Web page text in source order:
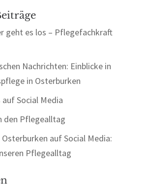
geht es los – Pflegefachkraft
Nachrichten: Einblicke in
in Osterburken
auf Social Media
den Pflegealltag
auf Social Media:
Pflegealltag